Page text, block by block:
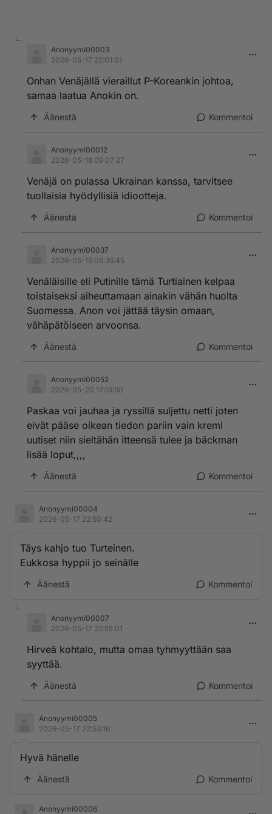
Anonyymi00003
2026-05-17 22:01:01
Onhan Venäjällä vieraillut P-Koreankin johtoa,
samaa laatua Anokin on.
Äänestä Kommentoi
Anonyymi00012
2026-05-18 09:07:27
Venäjä on pulassa Ukrainan kanssa, tarvitsee
tuollaisia hyödyllisiä idiootteja.
Äänestä Kommentoi
Anonyymi00037
2026-05-19 06:36:45
Venäläisille eli Putinille tämä Turtiainen kelpaa
toistaiseksi aiheuttamaan ainakin vähän huolta
Suomessa. Anon voi jättää täysin omaan,
vähäpätöiseen arvoonsa.
Äänestä Kommentoi
Anonyymi00052
2026-05-20 17:19:50
Paskaa voi jauhaa ja ryssillä suljettu netti joten
eivät pääse oikean tiedon pariin vain kreml
uutiset niin sieltähän itteensä tulee ja bäckman
lisää loput,,,,
Äänestä Kommentoi
Anonyymi00004
2026-05-17 22:50:42
Täys kahjo tuo Turteinen.
Eukkosa hyppii jo seinälle
Äänestä Kommentoi
Anonyymi00007
2026-05-17 22:55:01
Hirveä kohtalo, mutta omaa tyhmyyttään saa
syyttää.
Äänestä Kommentoi
Anonyymi00005
2026-05-17 22:53:16
Hyvä hänelle
Äänestä Kommentoi
Anonyymi00006